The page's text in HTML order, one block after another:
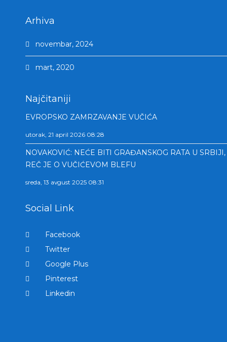
Arhiva
novembar, 2024
mart, 2020
Najčitaniji
EVROPSKO ZAMRZAVANJE VUČIĆA
utorak, 21 april 2026 08:28
NOVAKOVIĆ: NEĆE BITI GRAĐANSKOG RATA U SRBIJI,
REČ JE O VUČIĆEVOM BLEFU
sreda, 13 avgust 2025 08:31
Social Link
Facebook
Twitter
Google Plus
Pinterest
Linkedin